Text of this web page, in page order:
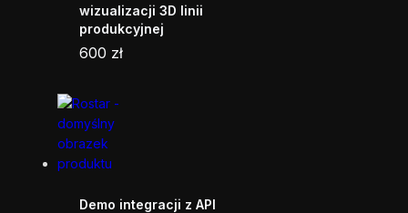
wizualizacji 3D linii
produkcyjnej
600 zł
Demo integracji z API